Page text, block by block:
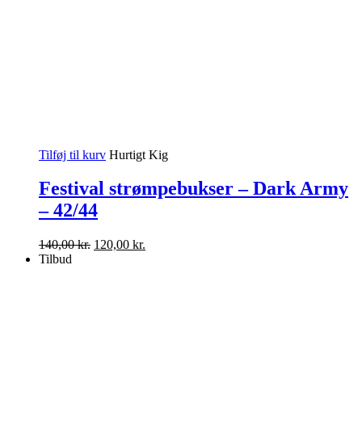
Tilføj til kurv Hurtigt Kig
Festival strømpebukser – Dark Army
– 42/44
140,00kr. Den
120,00 kr.
Tilbud